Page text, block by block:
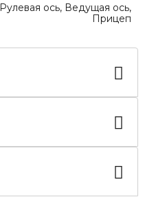
Рулевая ось, Ведущая ось,
Прицеп